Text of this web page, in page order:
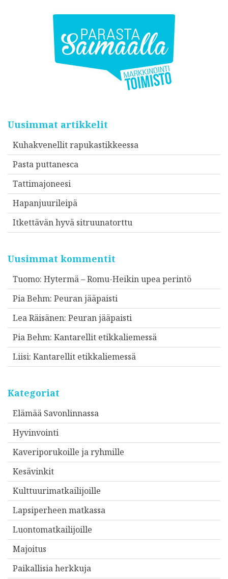
Uusimmat artikkelit
Kuhakvenellit rapukastikkeessa
Pasta puttanesca
Tattimajoneesi
Hapanjuurileipä
Itkettävän hyvä sitruunatorttu
Uusimmat kommentit
Tuomo: Hytermä – Romu-Heikin upea perintö
Pia Behm: Peuran jääpaisti
Lea Räisänen: Peuran jääpaisti
Pia Behm: Kantarellit etikkaliemessä
Liisi: Kantarellit etikkaliemessä
Kategoriat
Elämää Savonlinnassa
Hyvinvointi
Kaveriporukoille ja ryhmille
Kesävinkit
Kulttuurimatkailijoille
Lapsiperheen matkassa
Luontomatkailijoille
Majoitus
Paikallisia herkkuja